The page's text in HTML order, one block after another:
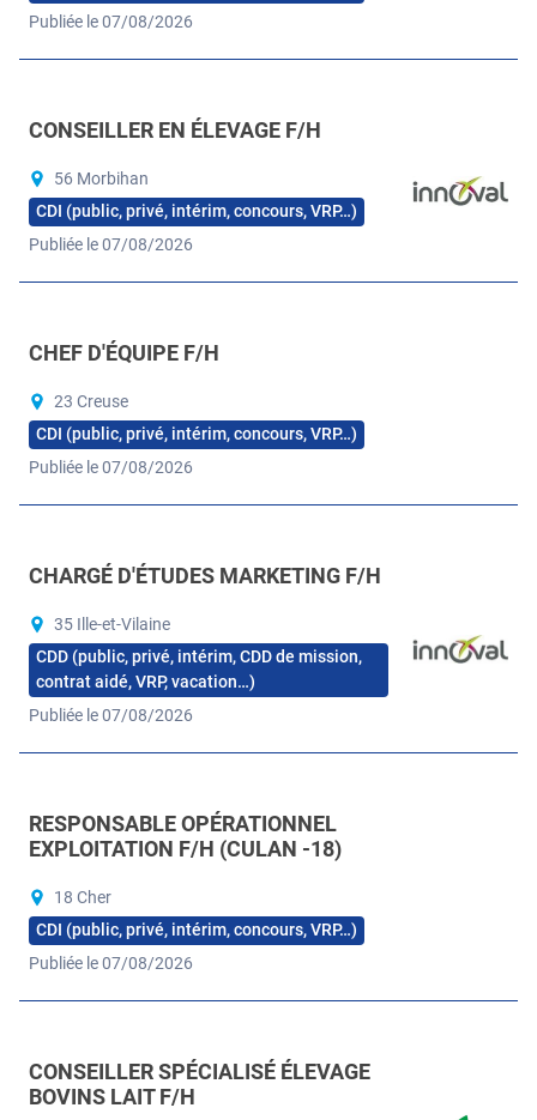
Publiée le 07/08/2026
CONSEILLER EN ÉLEVAGE F/H
56 Morbihan
CDI (public, privé, intérim, concours, VRP…)
Publiée le 07/08/2026
CHEF D'ÉQUIPE F/H
23 Creuse
CDI (public, privé, intérim, concours, VRP…)
Publiée le 07/08/2026
CHARGÉ D'ÉTUDES MARKETING F/H
35 Ille-et-Vilaine
CDD (public, privé, intérim, CDD de mission,
contrat aidé, VRP, vacation…)
Publiée le 07/08/2026
RESPONSABLE OPÉRATIONNEL
EXPLOITATION F/H (CULAN -18)
18 Cher
CDI (public, privé, intérim, concours, VRP…)
Publiée le 07/08/2026
CONSEILLER SPÉCIALISÉ ÉLEVAGE
BOVINS LAIT F/H